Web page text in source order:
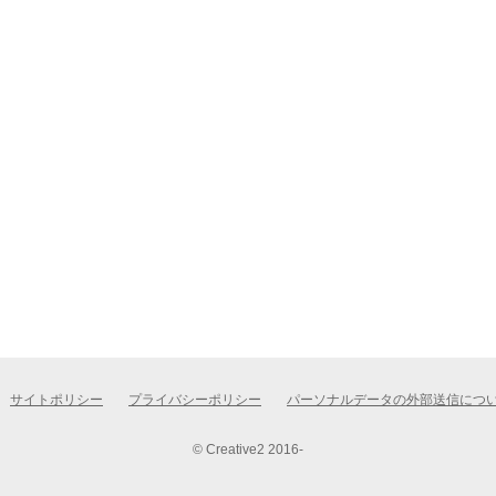
サイトポリシー プライバシーポリシー パーソナルデータの外部送信につ
© Creative2 2016-